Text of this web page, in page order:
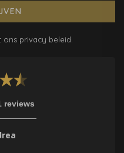
privacy beleid.
reviews